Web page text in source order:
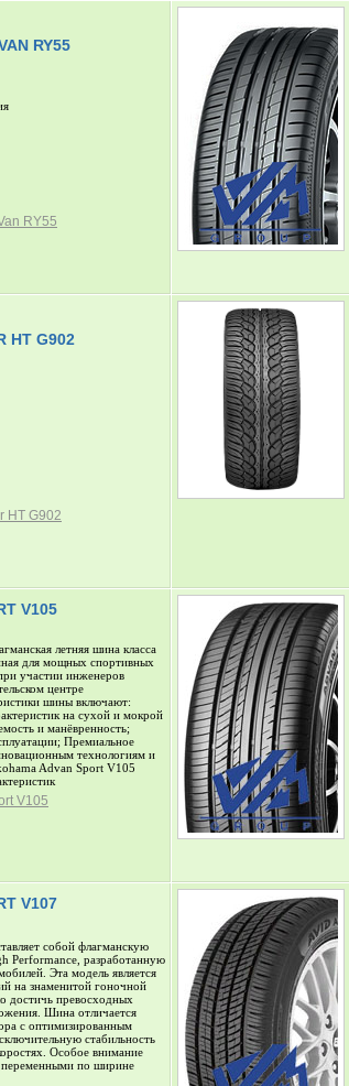
RY55
RY55
HT G902
HT G902
V105
летняя шина класса
для мощных спортивных
участии инженеров
центре
шины включают:
на сухой и мокрой
и манёвренность;
Премиальное
технологиям и
Advan Sport V105
V105
V107
собой флагманскую
Performance, разработанную
Эта модель является
на знаменитой гоночной
достичь превосходных
Шина отличается
с оптимизированным
стабильность
Особое внимание
переменными по ширине